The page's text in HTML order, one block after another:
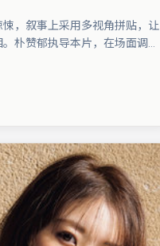
，叙事上采用多视角拼贴，让
朴赞郁执导本片，在场面调度
和伟、张子枫分别提供反差与
定）。整体完成度较高，适合